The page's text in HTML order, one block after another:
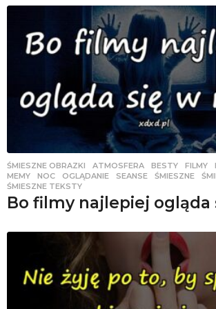
ŚMIESZNE OBRAZKI ATMOSFERA ,BESTY ,FILMY ,
MEMY
,NOC ,OGLĄDANIE ,SEANSE ,ŚMIESZNE ,
ŚMIESZNE TEKSTY
Bo filmy najlepiej ogląda